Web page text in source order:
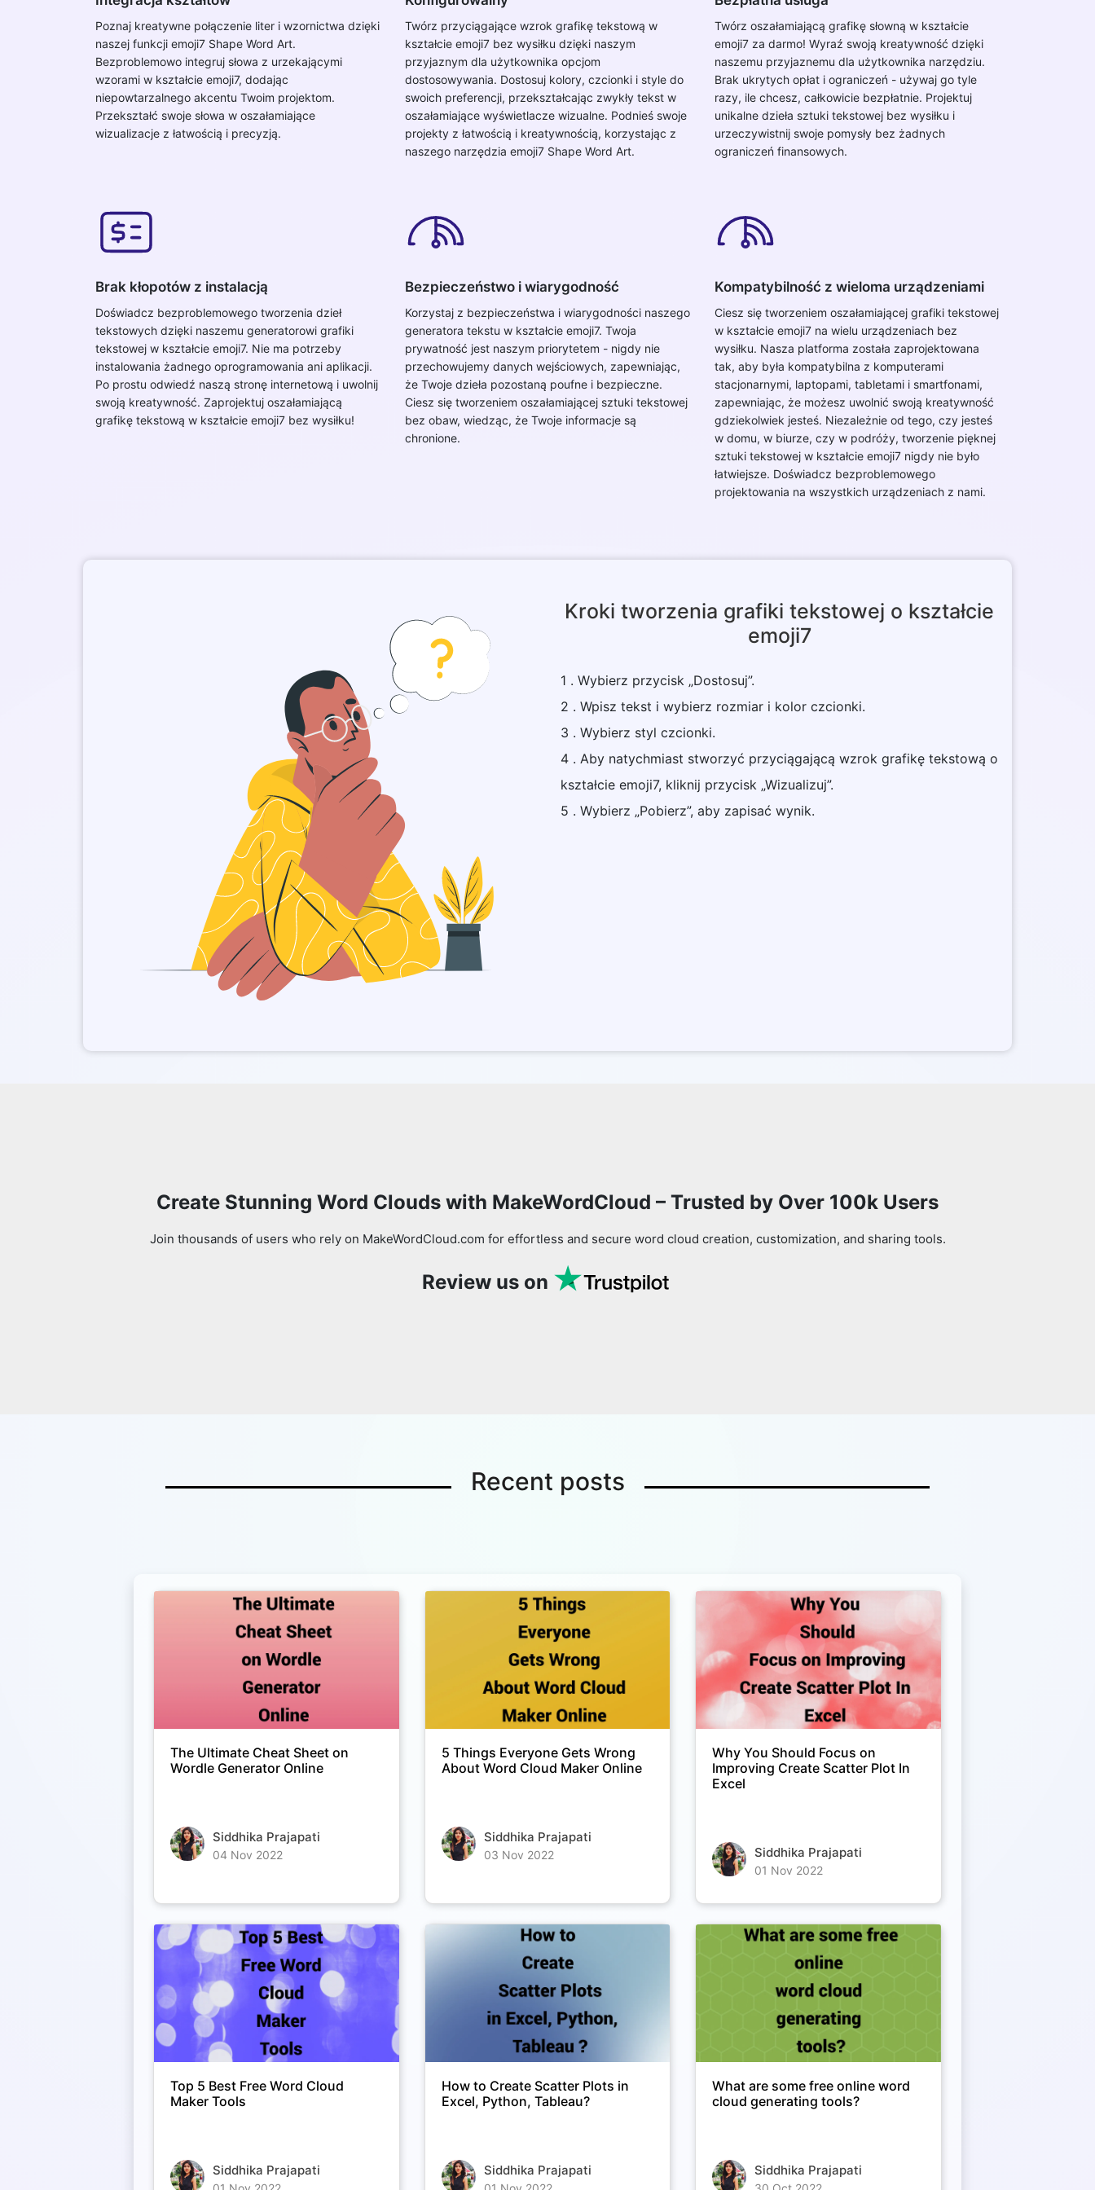
Poznaj kreatywne połączenie liter i wzornictwa dzięki
naszej funkcji emoji7 Shape Word Art.
Bezproblemowo integruj słowa z urzekającymi
wzorami w kształcie emoji7, dodając
niepowtarzalnego akcentu Twoim projektom.
Przekształć swoje słowa w oszałamiające
wizualizacje z łatwością i precyzją.
Twórz przyciągające wzrok grafikę tekstową w
kształcie emoji7 bez wysiłku dzięki naszym
przyjaznym dla użytkownika opcjom
dostosowywania. Dostosuj kolory, czcionki i style do
swoich preferencji, przekształcając zwykły tekst w
oszałamiające wyświetlacze wizualne. Podnieś swoje
projekty z łatwością i kreatywnością, korzystając z
naszego narzędzia emoji7 Shape Word Art.
Twórz oszałamiającą grafikę słowną w kształcie
emoji7 za darmo! Wyraź swoją kreatywność dzięki
naszemu przyjaznemu dla użytkownika narzędziu.
Brak ukrytych opłat i ograniczeń - używaj go tyle
razy, ile chcesz, całkowicie bezpłatnie. Projektuj
unikalne dzieła sztuki tekstowej bez wysiłku i
urzeczywistnij swoje pomysły bez żadnych
ograniczeń finansowych.
Brak kłopotów z instalacją
Doświadcz bezproblemowego tworzenia dzieł
tekstowych dzięki naszemu generatorowi grafiki
tekstowej w kształcie emoji7. Nie ma potrzeby
instalowania żadnego oprogramowania ani aplikacji.
Po prostu odwiedź naszą stronę internetową i uwolnij
swoją kreatywność. Zaprojektuj oszałamiającą
grafikę tekstową w kształcie emoji7 bez wysiłku!
Bezpieczeństwo i wiarygodność
Korzystaj z bezpieczeństwa i wiarygodności naszego
generatora tekstu w kształcie emoji7. Twoja
prywatność jest naszym priorytetem - nigdy nie
przechowujemy danych wejściowych, zapewniając,
że Twoje dzieła pozostaną poufne i bezpieczne.
Ciesz się tworzeniem oszałamiającej sztuki tekstowej
bez obaw, wiedząc, że Twoje informacje są
chronione.
Kompatybilność z wieloma urządzeniami
Ciesz się tworzeniem oszałamiającej grafiki tekstowej
w kształcie emoji7 na wielu urządzeniach bez
wysiłku. Nasza platforma została zaprojektowana
tak, aby była kompatybilna z komputerami
stacjonarnymi, laptopami, tabletami i smartfonami,
zapewniając, że możesz uwolnić swoją kreatywność
gdziekolwiek jesteś. Niezależnie od tego, czy jesteś
w domu, w biurze, czy w podróży, tworzenie pięknej
sztuki tekstowej w kształcie emoji7 nigdy nie było
łatwiejsze. Doświadcz bezproblemowego
projektowania na wszystkich urządzeniach z nami.
Kroki tworzenia grafiki tekstowej o kształcie
emoji7
1 . Wybierz przycisk „Dostosuj”.
2 . Wpisz tekst i wybierz rozmiar i kolor czcionki.
3 . Wybierz styl czcionki.
4 . Aby natychmiast stworzyć przyciągającą wzrok grafikę tekstową o
kształcie emoji7, kliknij przycisk „Wizualizuj”.
5 . Wybierz „Pobierz”, aby zapisać wynik.
Create Stunning Word Clouds with MakeWordCloud – Trusted by Over 100k Users
Join thousands of users who rely on MakeWordCloud.com for effortless and secure word cloud creation, customization, and sharing tools.
Review us on
Recent posts
The Ultimate Cheat Sheet on
Wordle Generator Online
Siddhika Prajapati
04 Nov 2022
5 Things Everyone Gets Wrong
About Word Cloud Maker Online
Siddhika Prajapati
03 Nov 2022
Why You Should Focus on
Improving Create Scatter Plot In
Excel
Siddhika Prajapati
01 Nov 2022
Top 5 Best Free Word Cloud
Maker Tools
Siddhika Prajapati
How to Create Scatter Plots in
Excel, Python, Tableau?
Siddhika Prajapati
What are some free online word
cloud generating tools?
Siddhika Prajapati